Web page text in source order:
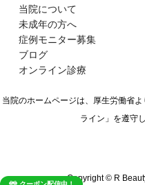
当院について
未成年の方へ
症例モニター募集
ブログ
オンライン診療
当院のホームページは、厚生労働省
ライン」を遵守
Copyright © R